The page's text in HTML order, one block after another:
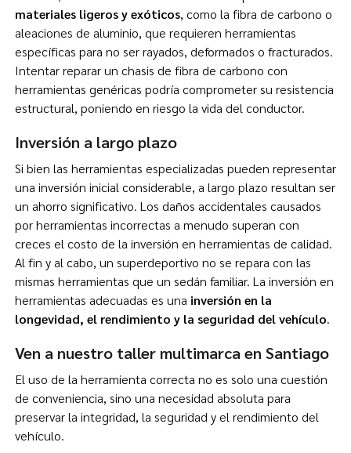
materiales ligeros y exóticos, como la fibra de carbono o
aleaciones de aluminio, que requieren herramientas
específicas para no ser rayados, deformados o fracturados.
Intentar reparar un chasis de fibra de carbono con
herramientas genéricas podría comprometer su resistencia
estructural, poniendo en riesgo la vida del conductor.
Inversión a largo plazo
Si bien las herramientas especializadas pueden representar
una inversión inicial considerable, a largo plazo resultan ser
un ahorro significativo. Los daños accidentales causados
por herramientas incorrectas a menudo superan con
creces el costo de la inversión en herramientas de calidad.
Al fin y al cabo, un superdeportivo no se repara con las
mismas herramientas que un sedán familiar. La inversión en
herramientas adecuadas es una inversión en la
longevidad, el rendimiento y la seguridad del vehículo.
Ven a nuestro taller multimarca en Santiago
El uso de la herramienta correcta no es solo una cuestión
de conveniencia, sino una necesidad absoluta para
preservar la integridad, la seguridad y el rendimiento del
vehículo.